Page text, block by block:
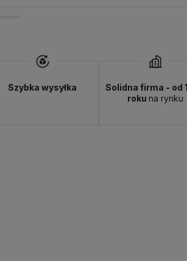
Szybka wysyłka
Solidna firma - od
rokuna rynku